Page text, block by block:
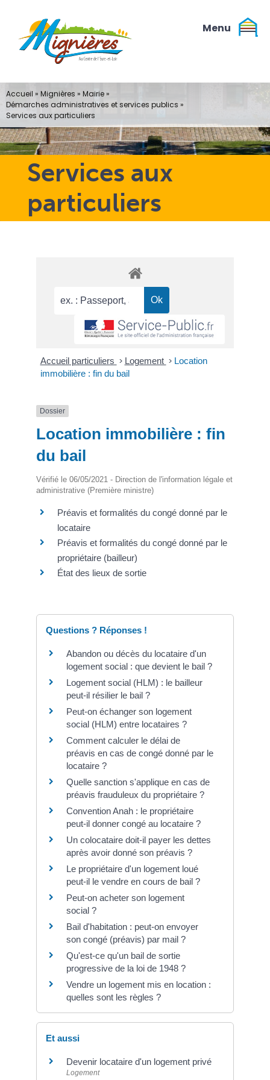
contenu
Services aux
particuliers
Accueil » Mignières » Mairie»
Démarches administratives et services publics »
Services aux particuliers
Accueil particuliers > Logement > Location
immobilière : fin du bail
Dossier
Location immobilière : fin
du bail
Vérifié le 06/05/2021 - Direction de l'information légale et
administrative (Première ministre)
Préavis et formalités du congé donné par le
locataire
Préavis et formalités du congé donné par le
propriétaire (bailleur)
État des lieux de sortie
Questions ? Réponses !
Abandon ou décès du locataire d'un
logement social : que devient le bail ?
Logement social (HLM) : le bailleur
peut-il résilier le bail ?
Peut-on échanger son logement
social (HLM) entre locataires ?
Comment calculer le délai de
préavis en cas de congé donné par le
locataire ?
Quelle sanction s'applique en cas de
préavis frauduleux du propriétaire ?
Convention Anah : le propriétaire
peut-il donner congé au locataire ?
Un colocataire doit-il payer les dettes
après avoir donné son préavis ?
Le propriétaire d'un logement loué
peut-il le vendre en cours de bail ?
Peut-on acheter son logement
social ?
Bail d'habitation : peut-on envoyer
son congé (préavis) par mail ?
Qu'est-ce qu'un bail de sortie
progressive de la loi de 1948 ?
Vendre un logement mis en location :
quelles sont les règles ?
Et aussi
Devenir locataire d'un logement privé
Logement